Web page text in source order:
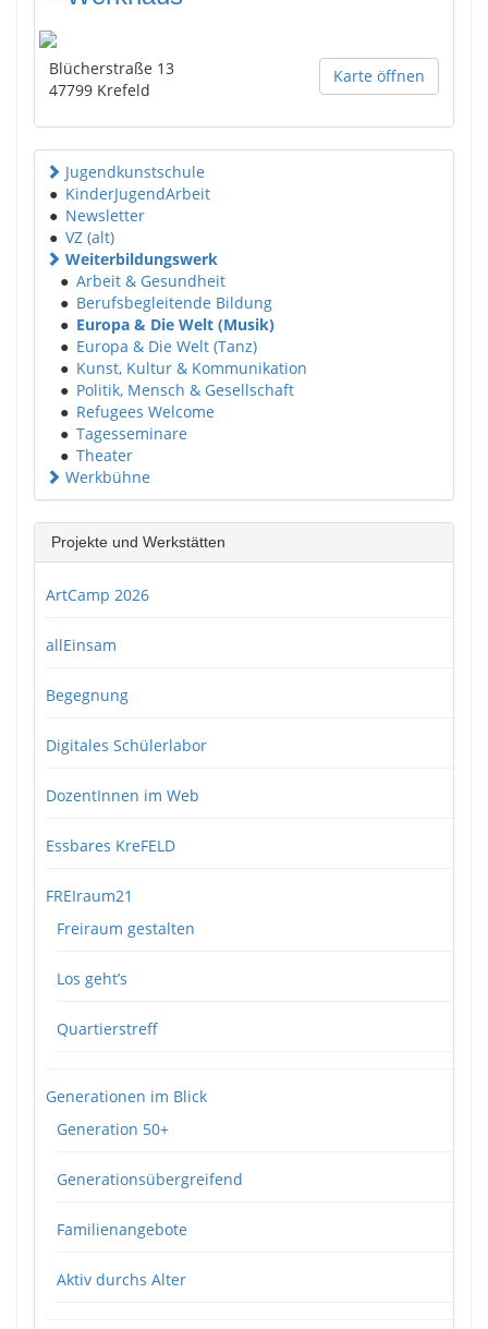
Karte öffnen
Blücherstraße 13
47799 Krefeld
Jugendkunstschule
● KinderJugendArbeit
● Newsletter
● VZ (alt)
Weiterbildungswerk
● Arbeit & Gesundheit
● Berufsbegleitende Bildung
● Europa & Die Welt (Musik)
● Europa & Die Welt (Tanz)
● Kunst, Kultur & Kommunikation
● Politik, Mensch & Gesellschaft
● Refugees Welcome
● Tagesseminare
● Theater
Werkbühne
Projekte und Werkstätten
ArtCamp 2026
allEinsam
Begegnung
Digitales Schülerlabor
DozentInnen im Web
Essbares KreFELD
FREIraum21
Freiraum gestalten
Los geht’s
Quartierstreff
Generationen im Blick
Generation 50+
Generationsübergreifend
Familienangebote
Aktiv durchs Alter